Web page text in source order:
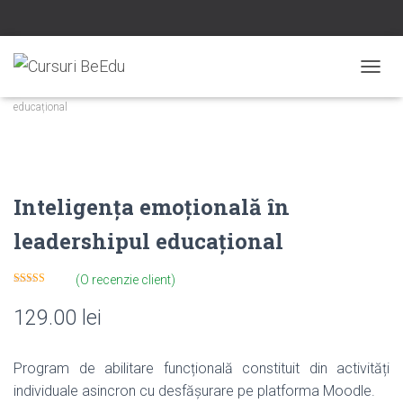
educațional
Inteligența emoțională în
leadershipul educațional
baza unei
singure
(O recenzie client)
129.00 lei
Program de abilitare funcțională constituit din activități
individuale asincron cu desfășurare pe platforma Moodle.